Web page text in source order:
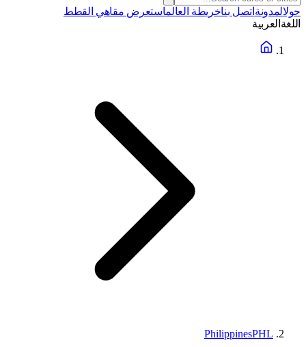
حولالمدونة اتصل بناخريطة العالماستعرض مقاهي القطط
اللغة العربية
PhilippinesPHL